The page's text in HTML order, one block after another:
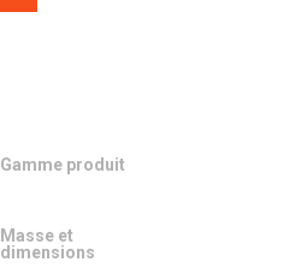
Gamme produit
Masse et
dimensions